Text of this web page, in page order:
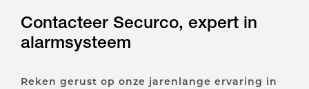
Contacteer Securco, expert in
alarmsysteem
Reken gerust op onze jarenlange ervaring in